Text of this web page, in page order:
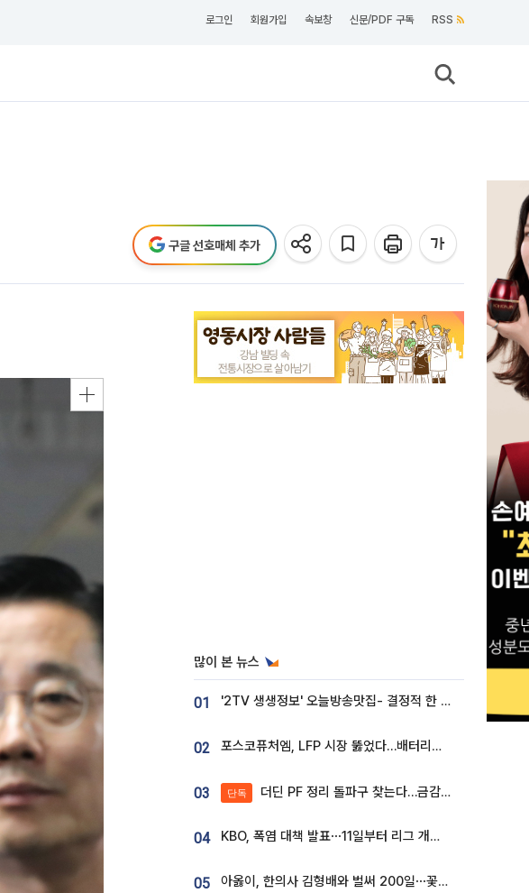
로그인 회원가입 속보창 신문/PDF 구독 RSS
구글 선호매체 추가
많이 본 뉴스
01 '2TV 생생정보' 오늘방송맛집- 결정적 한 수, 3종 메밀면! 메밀 소바 맛집 '의○○○○'
02 포스코퓨처엠, LFP 시장 뚫었다…배터리사와 대규모 장기 공급 합의
03 단독 더딘 PF 정리 돌파구 찾는다…금감원, 1년 반 만에 매각설명회 재개
04 KBO, 폭염 대책 발표⋯11일부터 리그 개시ㆍ경기 오후 7시 시작
05 아옳이, 한의사 김형배와 벌써 200일⋯꽃다발 들고 "프러포즈 아냐"